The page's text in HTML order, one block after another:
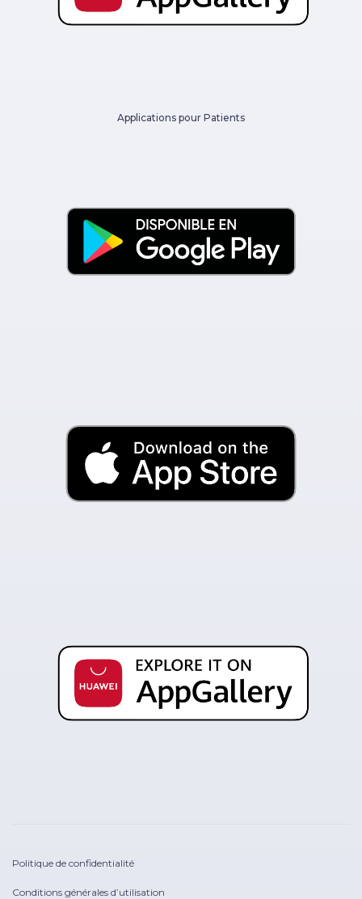
Applications pour Patients
Politique de confidentialité
Conditions générales d’utilisation